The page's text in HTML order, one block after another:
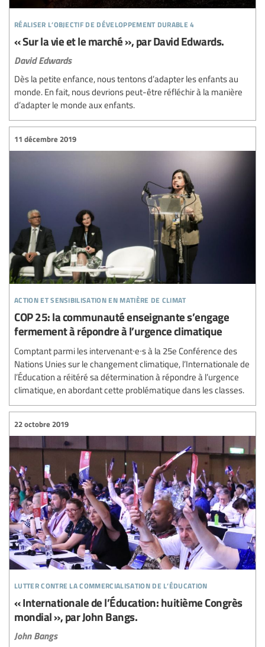
réaliser l’objectif de développement durable 4
« Sur la vie et le marché », par David Edwards.
David Edwards
Dès la petite enfance, nous tentons d’adapter les enfants au
monde. En fait, nous devrions peut-être réfléchir à la manière
d’adapter le monde aux enfants.
action et sensibilisation en matière de climat
11 décembre 2019
COP 25: la communauté enseignante s’engage
fermement à répondre à l’urgence climatique
Comptant parmi les intervenant∙e∙s à la 25e Conférence des
Nations Unies sur le changement climatique, l’Internationale de
l’Éducation a réitéré sa détermination à répondre à l’urgence
climatique, en abordant cette problématique dans les classes.
lutter contre la commercialisation de l’éducation
22 octobre 2019
« Internationale de l’Éducation: huitième Congrès
mondial », par John Bangs.
John Bangs